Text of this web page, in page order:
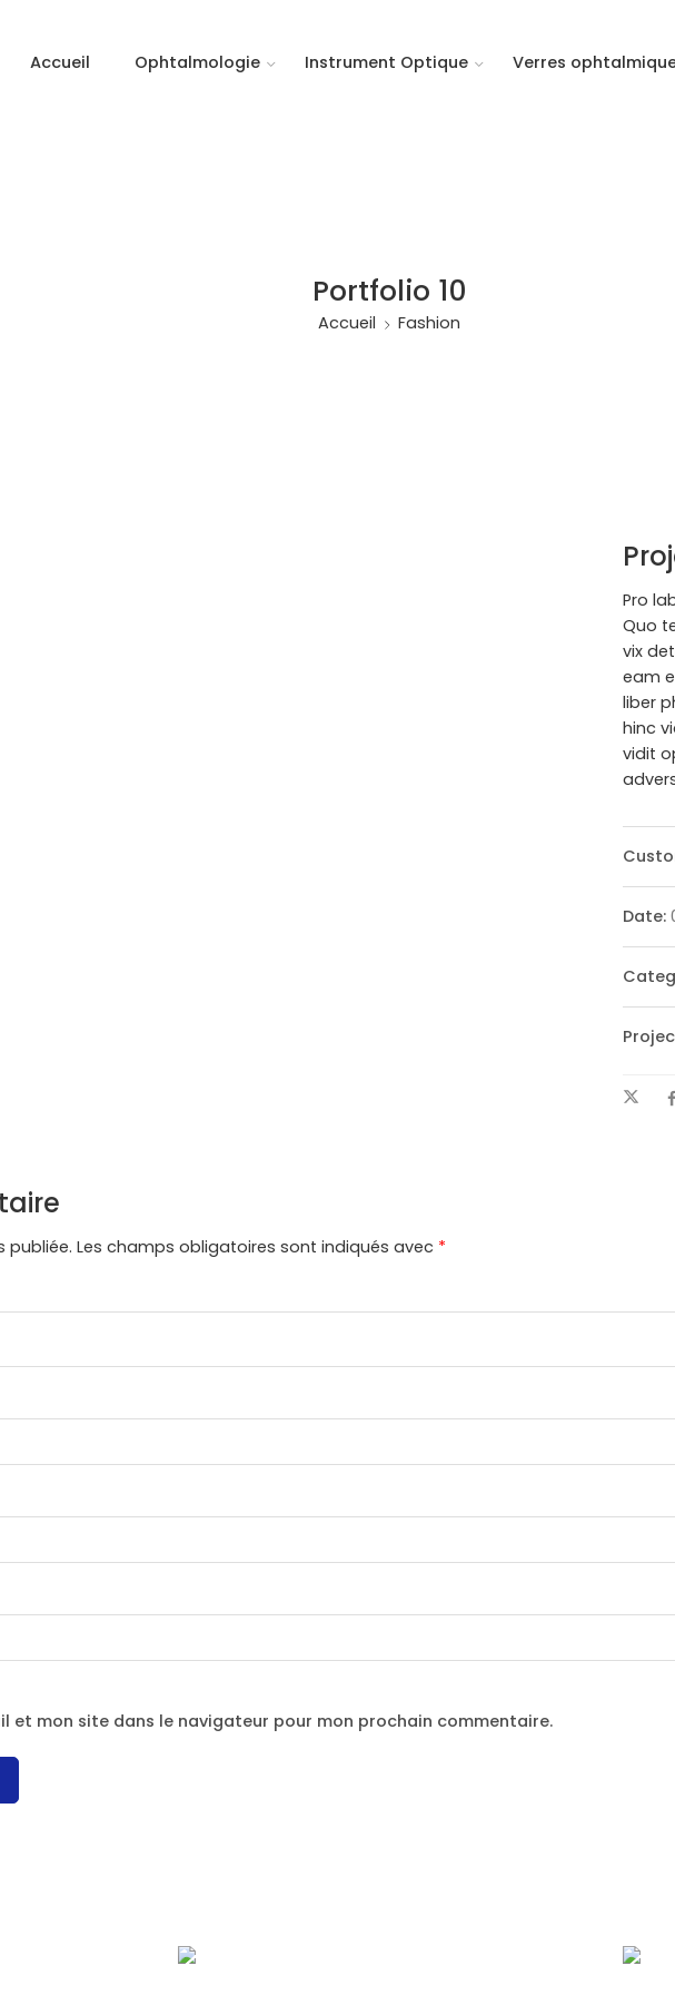
Accueil Ophtalmologie Instrument Optique Verres
Portfolio 10
Accueil Fashion
Pro
Quo
vix
eam
liber
hinc
vidit
Date:
publiée. Les champs obligatoires sont indiqués avec *
et mon site dans le navigateur pour mon prochain commentaire.